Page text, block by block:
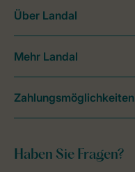
Haben Sie Fragen?
Über Landal
Mehr Landal
Zahlungsmöglichkeiten